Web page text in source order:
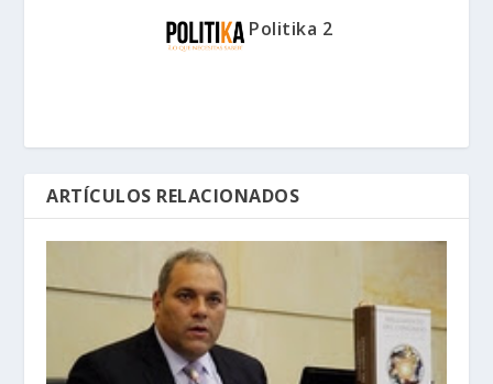
Politika 2
ARTÍCULOS RELACIONADOS